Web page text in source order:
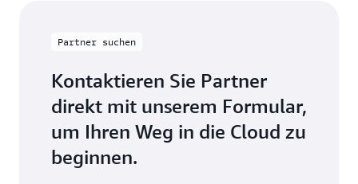
Partner suchen
Kontaktieren Sie Partner
direkt mit unserem Formular,
um Ihren Weg in die Cloud zu
beginnen.